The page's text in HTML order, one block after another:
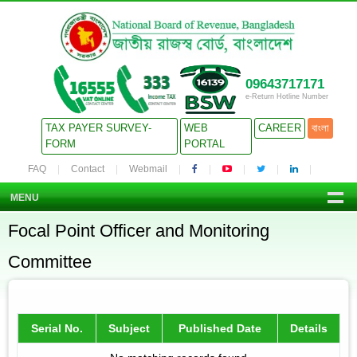
09643717171
e-Return Hotline Number
TAX PAYER SURVEY-
FORM
WEB
PORTAL
CAREER বাংলা
FAQ Contact Webmail
MENU
Focal Point Officer and Monitoring
Committee
Serial No. Subject Published Date Details